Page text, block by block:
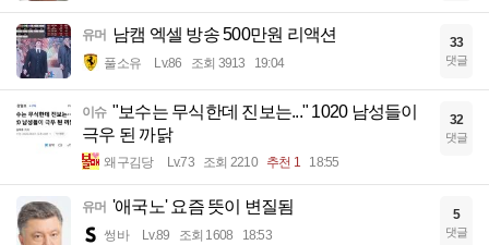
유머 남캠 엑셀 방송 500만원 리액션
풀소유 Lv.86 조회 3913 19:04
33
댓글
이슈 "보수는 무식한데 진보는..." 1020 남성들이
극우 된 까닭
왜구김당 Lv.73 조회 2210 추천 1 18:55
32
댓글
유머 '애국노' 요즘 뜻이 변질됨
썽바 Lv.89 조회 1608 18:53
5
댓글